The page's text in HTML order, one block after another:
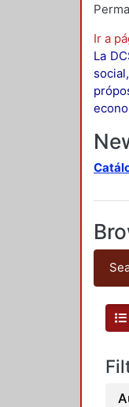
Ir a
La